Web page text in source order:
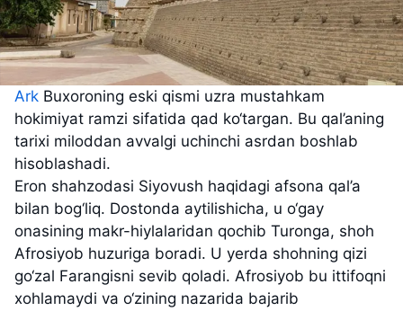
Ark Buxoroning eski qismi uzra mustahkam
hokimiyat ramzi sifatida qad ko‘targan. Bu qal’aning
tarixi miloddan avvalgi uchinchi asrdan boshlab
hisoblashadi.
Eron shahzodasi Siyovush haqidagi afsona qal’a
bilan bog‘liq. Dostonda aytilishicha, u o‘gay
onasining makr-hiylalaridan qochib Turonga, shoh
Afrosiyob huzuriga boradi. U yerda shohning qizi
go‘zal Farangisni sevib qoladi. Afrosiyob bu ittifoqni
xohlamaydi va o‘zining nazarida bajarib